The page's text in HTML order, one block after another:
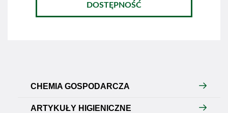
DOSTĘPNOŚĆ
CHEMIA GOSPODARCZA
ARTYKUŁY HIGIENICZNE